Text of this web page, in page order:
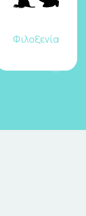
Φιλοξενία